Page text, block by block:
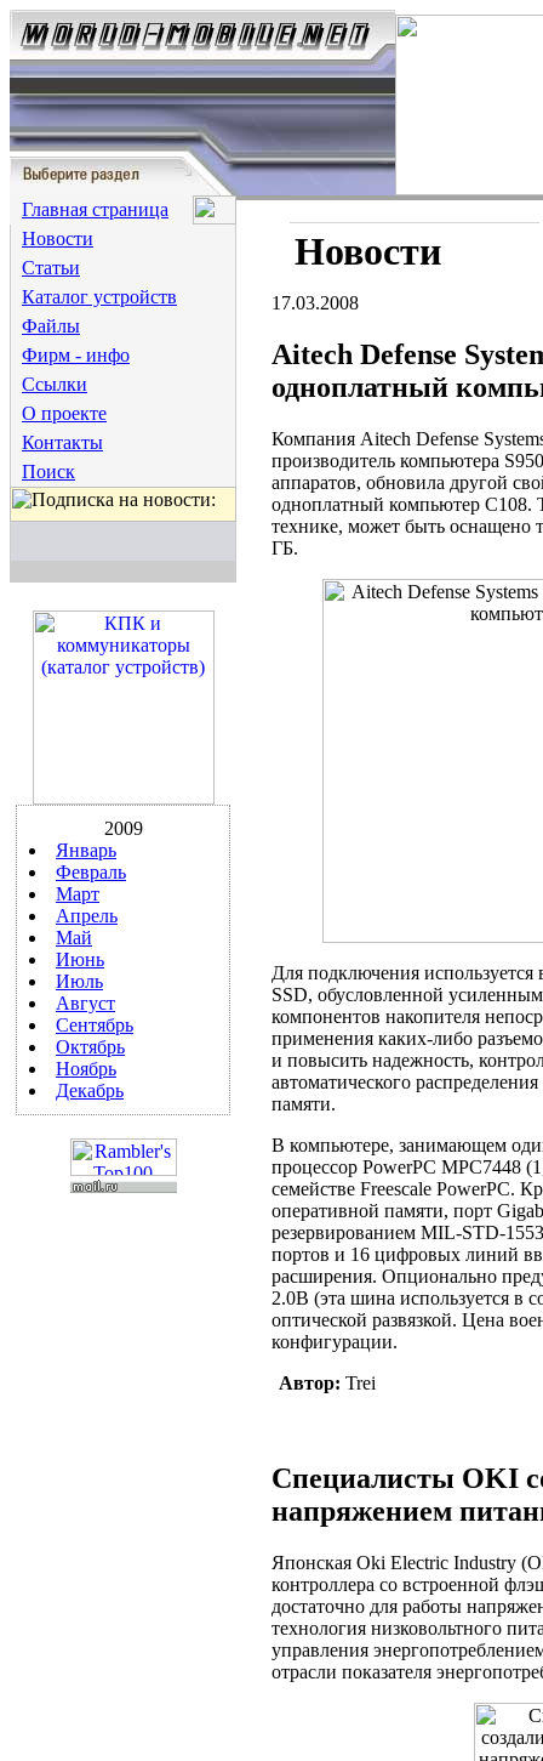
Главная страница
Новости
Статьи
Каталог устройств
Файлы
Фирм - инфо
Ссылки
О проекте
Контакты
Поиск
2009
Январь
Февраль
Март
Апрель
Май
Июнь
Июль
Август
Сентябрь
Октябрь
Ноябрь
Декабрь
Новости
17.03.2008
Aitech Defense
одноплатный
Компания Aitech Defense
производитель компьютера
аппаратов, обновила другой
одноплатный компьютер C108.
технике, может быть оснащено
ГБ.
Для подключения
SSD, обусловленной
компонентов накопителя
применения каких-либо
и повысить надежность,
автоматического
памяти.
В компьютере, занимающем
процессор PowerPC MPC7448
семействе Freescale PowerPC.
оперативной памяти, порт
резервированием MIL-STD-
портов и 16 цифровых линий
расширения. Опционально
2.0B (эта шина используется в
оптической развязкой. Цена
конфигурации.
Автор: Trei
Специалисты OKI
напряжением
Японская Oki Electric Industry
контроллера со встроенной
достаточно для работы
технология низковольтного
управления
отрасли показателя